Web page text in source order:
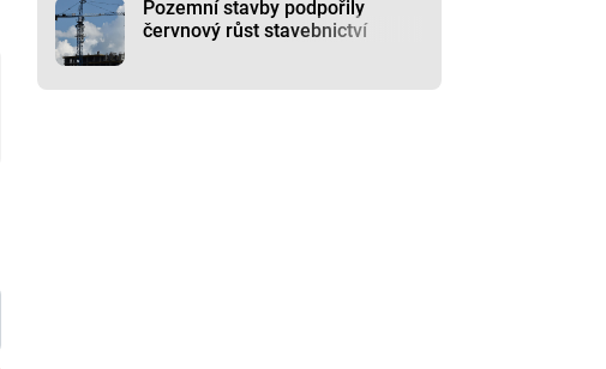
Pozemní stavby podpořily
červnový růst stavebnictví